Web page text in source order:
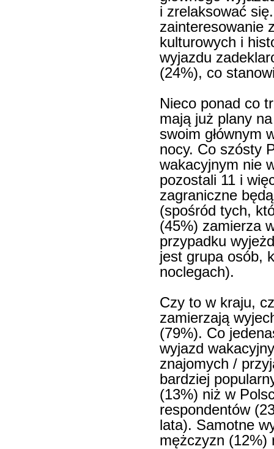
i zrelaksować
zainteresowanie
kulturowych i
wyjazdu
(24%), co
Nieco ponad co
mają już plany
swoim głównym
nocy. Co szósty
wakacyjnym nie
pozostali 11 i
zagraniczne
(spośród tych,
(45%) zamierza
przypadku
jest grupa osób,
noclegach).
Czy to w kraju,
zamierzają
(79%). Co
wyjazd
znajomych /
bardziej
(13%) niż w
respondentów
lata). Samotne
mężczyzn (12%)